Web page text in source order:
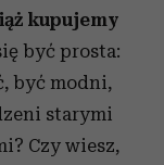
kupujemy
być prosta:
być modni,
starymi
Czy wiesz,